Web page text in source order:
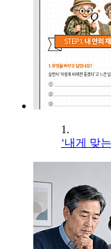
1.
‘내게 맞